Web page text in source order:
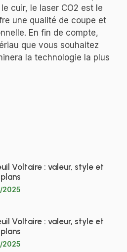
cuir, le laser CO2 est le
une qualité de coupe et
En fin de compte,
que vous souhaitez
la technologie la plus
Voltaire : valeur, style et
2025
Voltaire : valeur, style et
2025